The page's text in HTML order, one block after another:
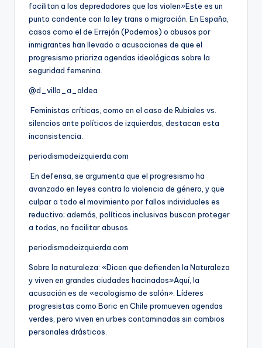
facilitan a los depredadores que las violen»Este es un
punto candente con la ley trans o migración. En España,
casos como el de Errejón (Podemos) o abusos por
inmigrantes han llevado a acusaciones de que el
progresismo prioriza agendas ideológicas sobre la
seguridad femenina.
@d_villa_a_aldea
Feministas críticas, como en el caso de Rubiales vs.
silencios ante políticos de izquierdas, destacan esta
inconsistencia.
periodismodeizquierda.com
En defensa, se argumenta que el progresismo ha
avanzado en leyes contra la violencia de género, y que
culpar a todo el movimiento por fallos individuales es
reductivo; además, políticas inclusivas buscan proteger
a todas, no facilitar abusos.
periodismodeizquierda.com
Sobre la naturaleza: «Dicen que defienden la Naturaleza
y viven en grandes ciudades hacinados»Aquí, la
acusación es de «ecologismo de salón». Líderes
progresistas como Boric en Chile promueven agendas
verdes, pero viven en urbes contaminadas sin cambios
personales drásticos.